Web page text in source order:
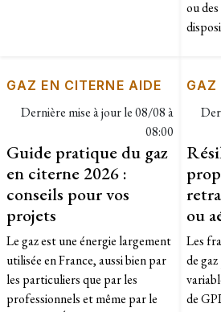
ou
GAZ EN CITERNE AIDE
Dernière mise à jour le08/08 à
08:00
Guide pratique du gaz
en citerne 2026 :
conseils pour vos
projets
Le gaz est une énergie largement
utilisée en France, aussi bien par
les particuliers que par les
professionnels et même par le
GAZ
ou
Les
de
de